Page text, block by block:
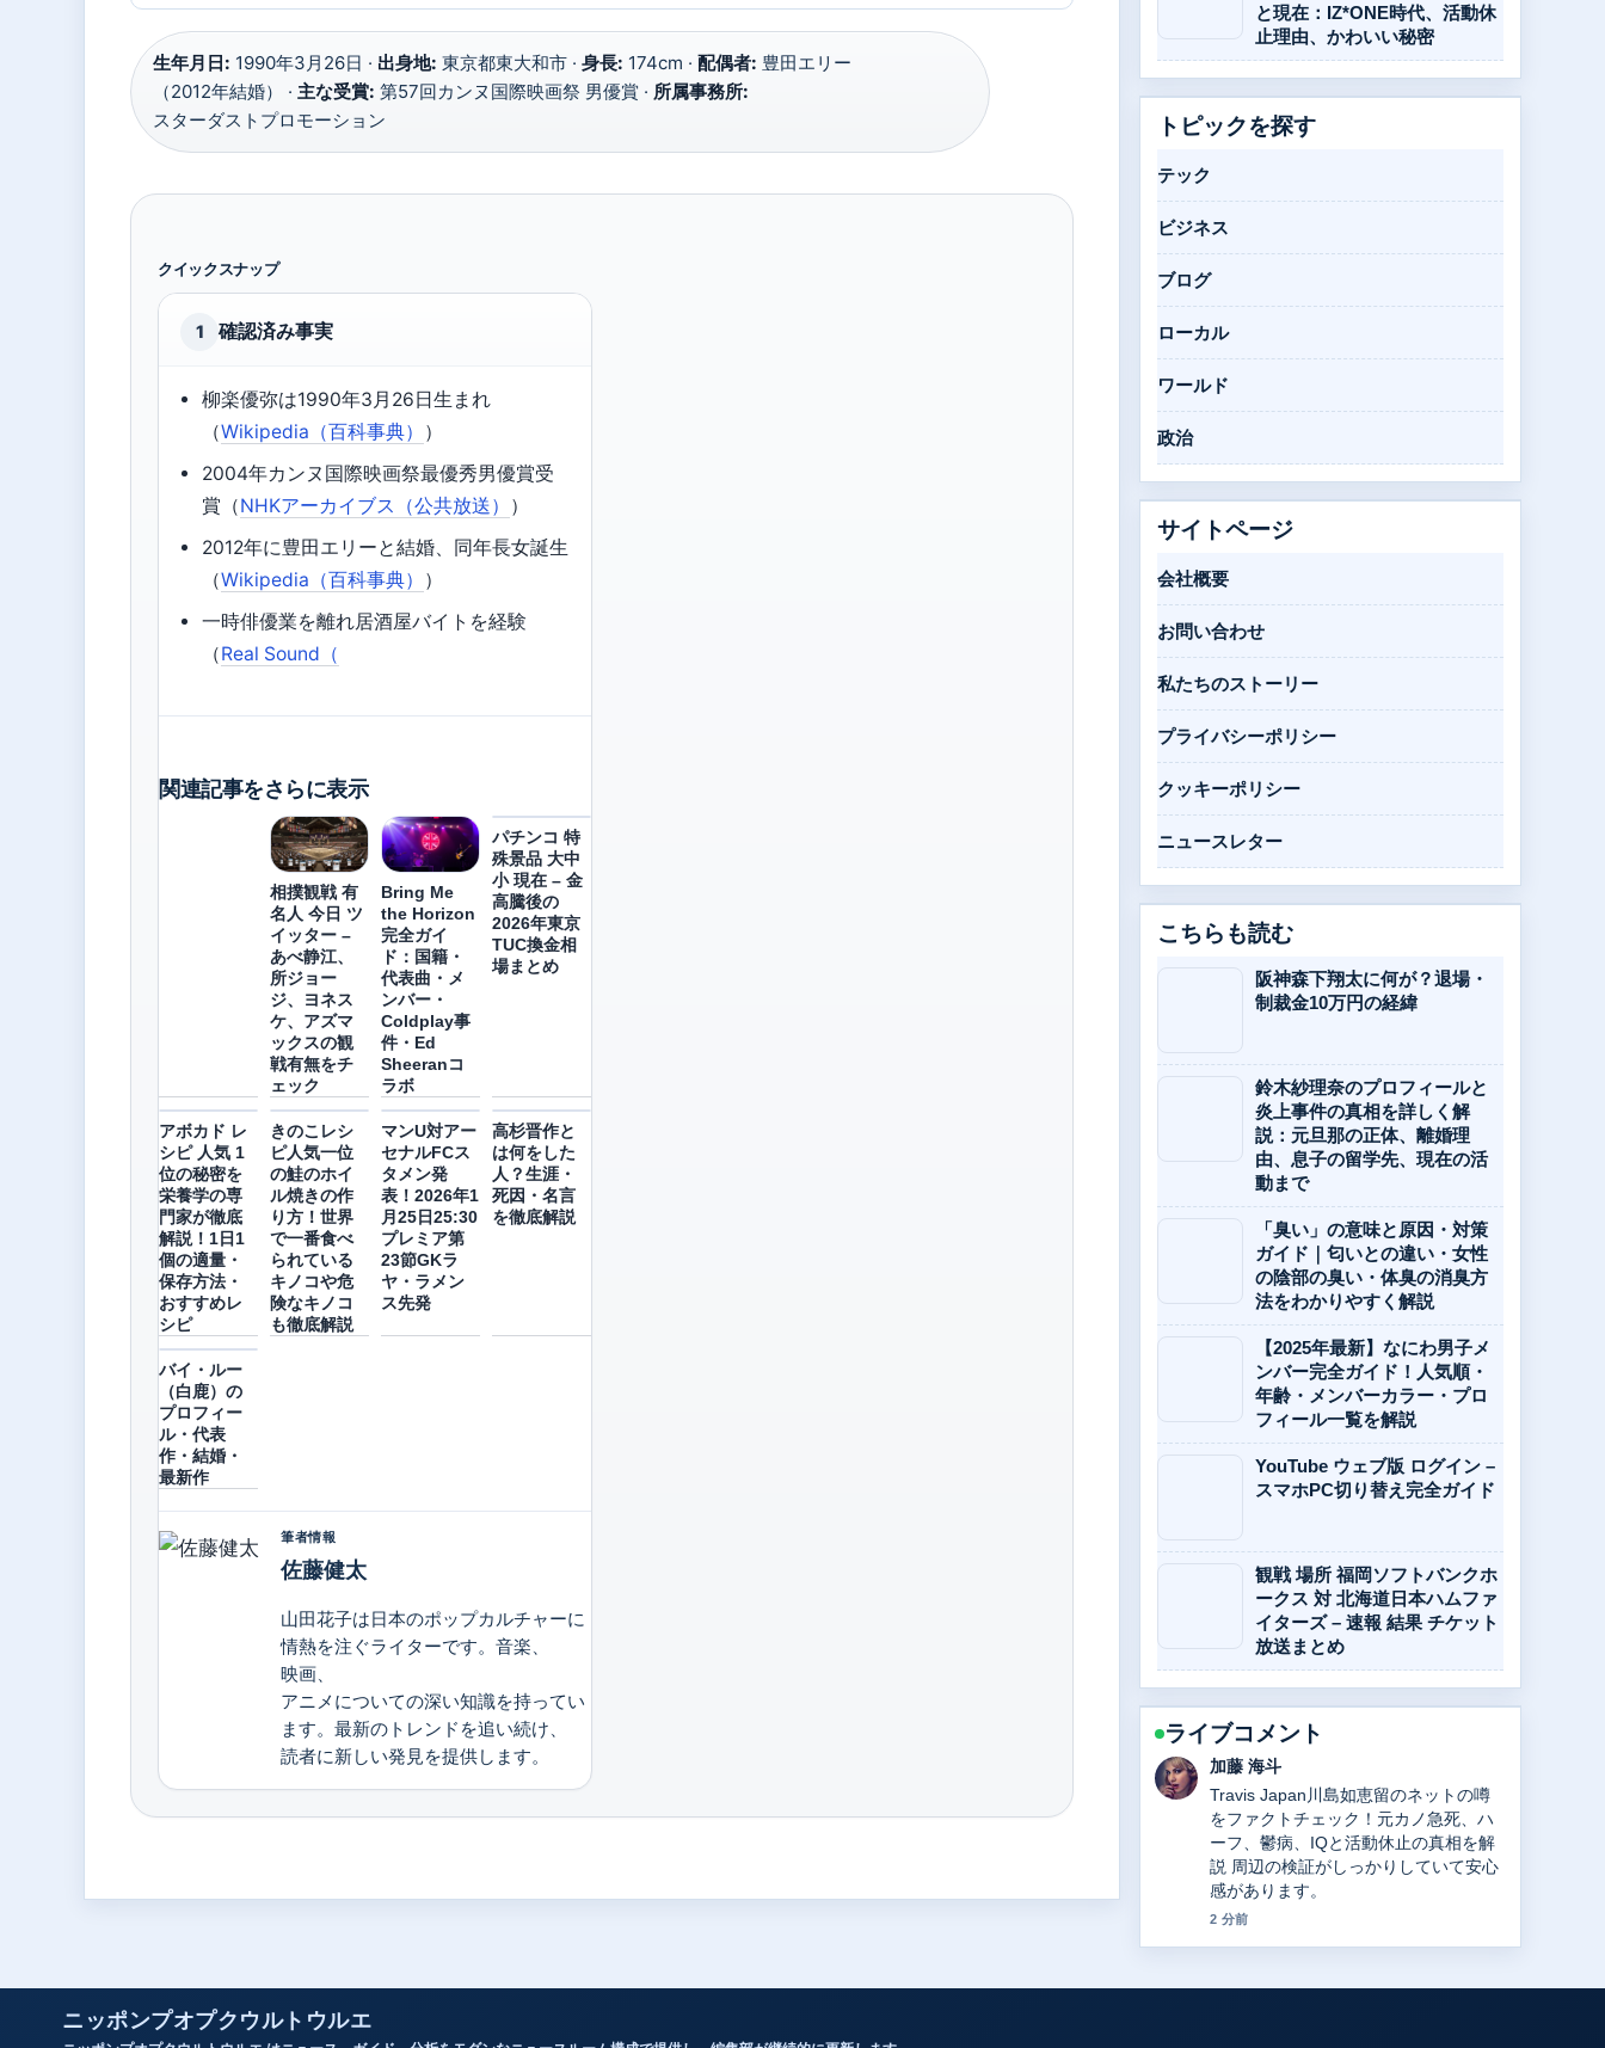
生年月日: 1990年3月26日 · 出身地: 東京都東大和市 · 身長: 174cm · 配偶者: 豊田エリー
（2012年結婚） · 主な受賞: 第57回カンヌ国際映画祭 男優賞 · 所属事務所:
スターダストプロモーション
クイックスナップ
1 確認済み事実
柳楽優弥は1990年3月26日生まれ
（Wikipedia（百科事典） ）
2004年カンヌ国際映画祭最優秀男優賞受
賞（NHKアーカイブス（公共放送） ）
2012年に豊田エリーと結婚、同年長女誕生
（Wikipedia（百科事典） ）
一時俳優業を離れ居酒屋バイトを経験
（Real Sound（
関連記事をさらに表示
相撲観戦 有
名人 今日 ツ
イッター –
あべ静江、
所ジョー
ジ、ヨネス
ケ、アズマ
ックスの観
戦有無をチ
ェック
Bring Me
the Horizon
完全ガイ
ド：国籍・
代表曲・メ
ンバー・
Coldplay事
件・Ed
Sheeranコ
ラボ
パチンコ 特
殊景品 大中
小 現在 – 金
高騰後の
2026年東京
TUC換金相
場まとめ
アボカド レ
シピ 人気 1
位の秘密を
栄養学の専
門家が徹底
解説！1日1
個の適量・
保存方法・
おすすめレ
シピ
きのこレシ
ピ人気一位
の鮭のホイ
ル焼きの作
り方！世界
で一番食べ
られている
キノコや危
険なキノコ
も徹底解説
マンU対アー
セナルFCス
タメン発
表！2026年1
月25日25:30
プレミア第
23節GKラ
ヤ・ラメン
ス先発
高杉晋作と
は何をした
人？生涯・
死因・名言
を徹底解説
バイ・ルー
（白鹿）の
プロフィー
ル・代表
作・結婚・
最新作
筆者情報
佐藤健太
山田花子は日本のポップカルチャーに
情熱を注ぐライターです。音楽、
映画、
アニメについての深い知識を持ってい
ます。最新のトレンドを追い続け、
読者に新しい発見を提供します。
と現在：IZ*ONE時代、活動休
止理由、かわいい秘密
トピックを探す
テック
ビジネス
ブログ
ローカル
ワールド
政治
サイトページ
会社概要
お問い合わせ
私たちのストーリー
プライバシーポリシー
クッキーポリシー
ニュースレター
こちらも読む
阪神森下翔太に何が？退場・
制裁金10万円の経緯
鈴木紗理奈のプロフィールと
炎上事件の真相を詳しく解
説：元旦那の正体、離婚理
由、息子の留学先、現在の活
動まで
「臭い」の意味と原因・対策
ガイド｜匂いとの違い・女性
の陰部の臭い・体臭の消臭方
法をわかりやすく解説
【2025年最新】なにわ男子メ
ンバー完全ガイド！人気順・
年齢・メンバーカラー・プロ
フィール一覧を解説
YouTube ウェブ版 ログイン –
スマホPC切り替え完全ガイド
観戦 場所 福岡ソフトバンクホ
ークス 対 北海道日本ハムファ
イターズ – 速報 結果 チケット
放送まとめ
ライブコメント
高橋 蓮
中日ドラゴンズ高橋宏斗の現在｜年俸2
億円の内訳、WBC2大会連続最年少記
録、2025年成績を徹底解説 の整理がと
ても分かりやすいです。今日の中でも
特に読みやすいです。
4 分前
ニッポンプオプクウルトウルエ